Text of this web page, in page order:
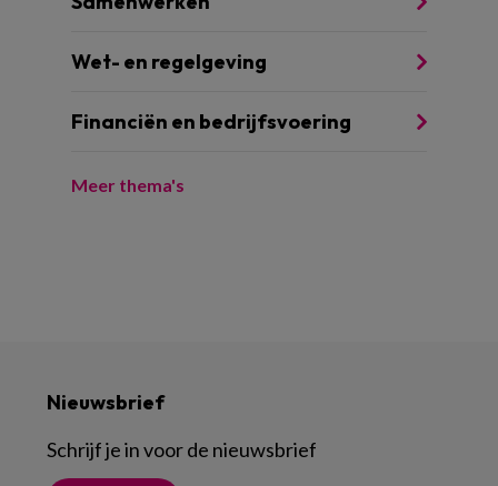
Wet- en regelgeving
Financiën en bedrijfsvoering
Meer thema's
Nieuwsbrief
Schrijf je in voor de nieuwsbrief